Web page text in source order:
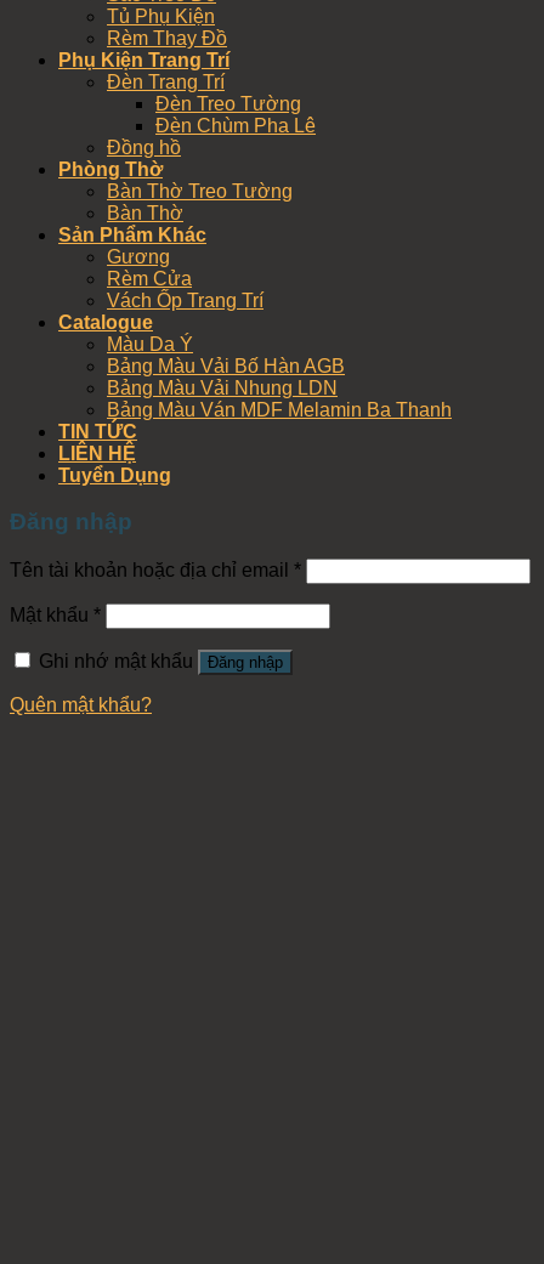
Tủ Phụ Kiện
Rèm Thay Đồ
Phụ Kiện Trang Trí
Đèn Trang Trí
Đèn Treo Tường
Đèn Chùm Pha Lê
Đồng hồ
Phòng Thờ
Bàn Thờ Treo Tường
Bàn Thờ
Sản Phẩm Khác
Gương
Rèm Cửa
Vách Ốp Trang Trí
Catalogue
Màu Da Ý
Bảng Màu Vải Bố Hàn AGB
Bảng Màu Vải Nhung LDN
Bảng Màu Ván MDF Melamin Ba Thanh
TIN TỨC
LIÊN HỆ
Tuyển Dụng
Đăng nhập
Tên tài khoản hoặc địa chỉ email *
Mật khẩu *
Ghi nhớ mật khẩu Đăng nhập
Quên mật khẩu?